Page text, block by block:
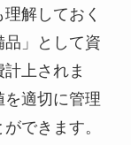
解しておく
品」として資
上されま
適切に管理
できます。